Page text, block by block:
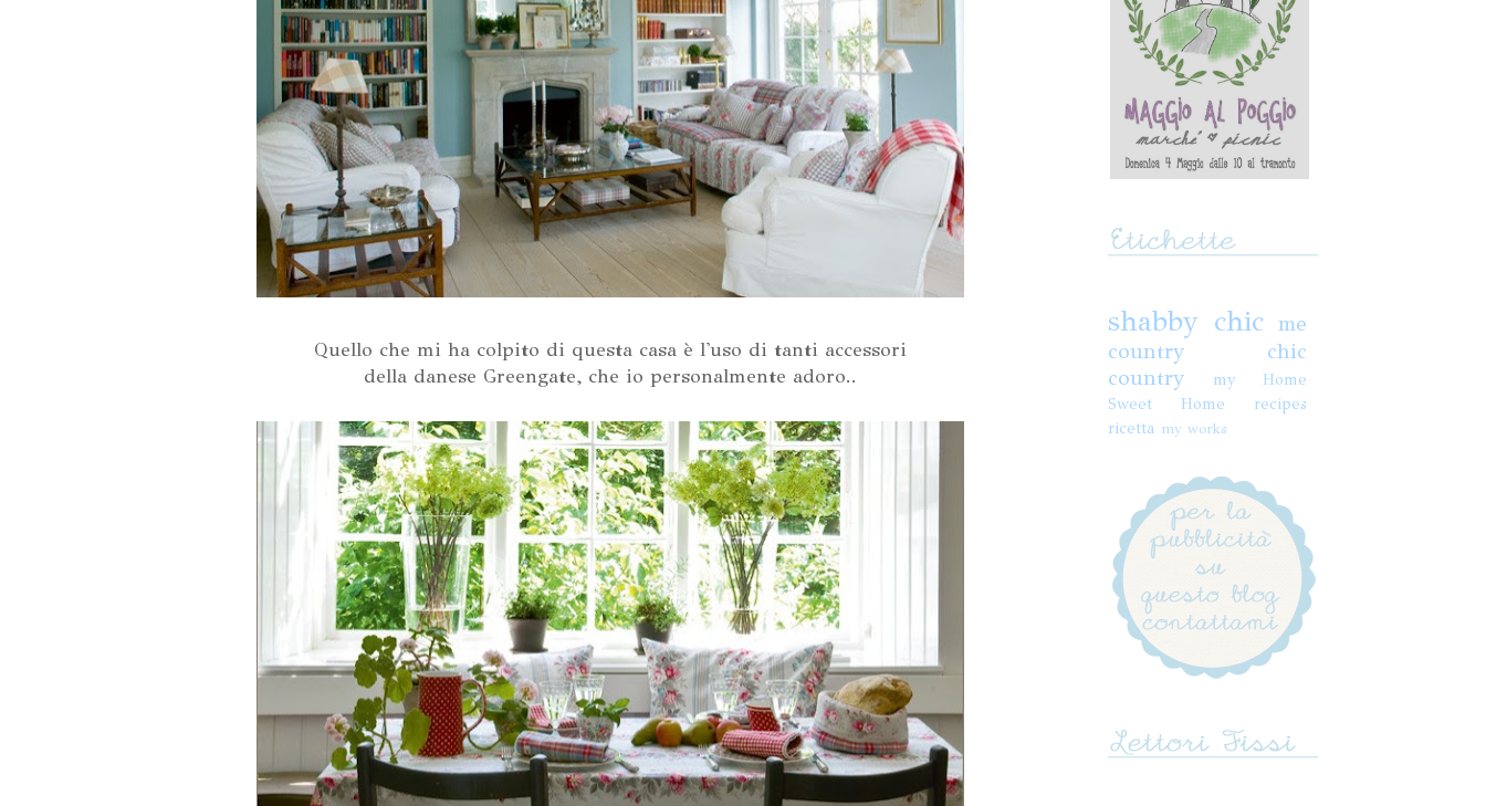
Quello che mi ha colpito di questa casa è l'uso di tanti accessori
della danese Greengate, che io personalmente adoro..
shabby chic me
country chic
country
my Home
Sweet Home
recipes
ricetta my works